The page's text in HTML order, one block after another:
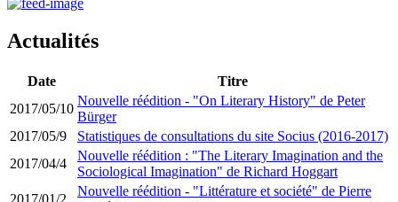
Actualités
Date
Titre
2017/05/10
Nouvelle réédition - "On Literary History" de Peter
Bürger
2017/05/9
Statistiques de consultations du site Socius (2016-2017)
2017/04/4
Nouvelle réédition : "The Literary Imagination and the
Sociological Imagination" de Richard Hoggart
2017/01/2
Nouvelle réédition - "Littérature et société" de Pierre